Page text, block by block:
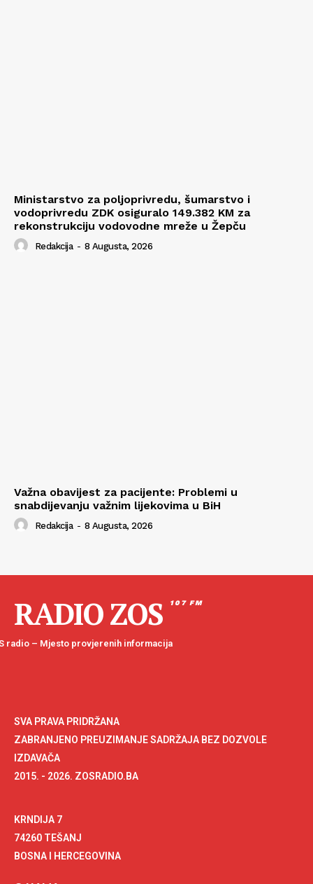
Ministarstvo za poljoprivredu, šumarstvo i
vodoprivredu ZDK osiguralo 149.382 KM za
rekonstrukciju vodovodne mreže u Žepču
Redakcija - 8 Augusta, 2026
Važna obavijest za pacijente: Problemi u
snabdijevanju važnim lijekovima u BiH
Redakcija - 8 Augusta, 2026
RADIO ZOS 107 FM
radio – Mjesto provjerenih informacija
SVA PRAVA PRIDRŽANA
ZABRANJENO PREUZIMANJE SADRŽAJA BEZ DOZVOLE
IZDAVAČA
2015. - 2026. ZOSRADIO.BA
KRNDIJA 7
74260 TEŠANJ
BOSNA I HERCEGOVINA